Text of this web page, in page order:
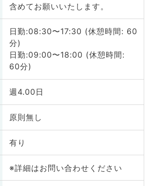
含めてお願いいたします。
日勤:08:30〜17:30 (休憩時間: 60
分)
日勤:09:00〜18:00 (休憩時間:
60分)
週4.00日
原則無し
有り
※詳細はお問い合わせください